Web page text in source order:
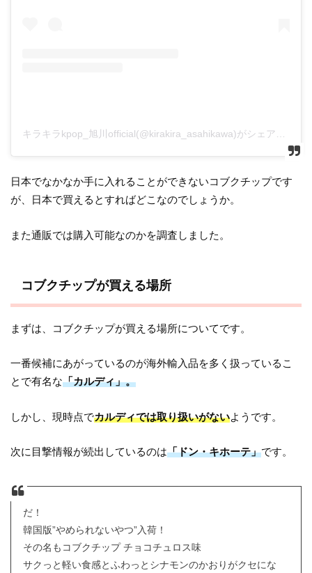
日本でなかなか手に入れることができないコブクチップです
が、日本で買えるとすればどこなのでしょうか。
また通販では購入可能なのかを調査しました。
コブクチップが買える場所
まずは、コブクチップが買える場所についてです。
一番候補にあがっているのが海外輸入品を多く扱っているこ
とで有名な「カルディ」。
しかし、現時点でカルディでは取り扱いがないようです。
次に目撃情報が続出しているのは「ドン・キホーテ」です。
だ！
韓国版”やめられないやつ”入荷！
その名もコブクチップ チョコチュロス味
サクっと軽い食感とふわっとシナモンのかおりがクセにな